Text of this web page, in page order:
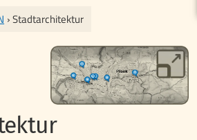
› Stadtarchitektur